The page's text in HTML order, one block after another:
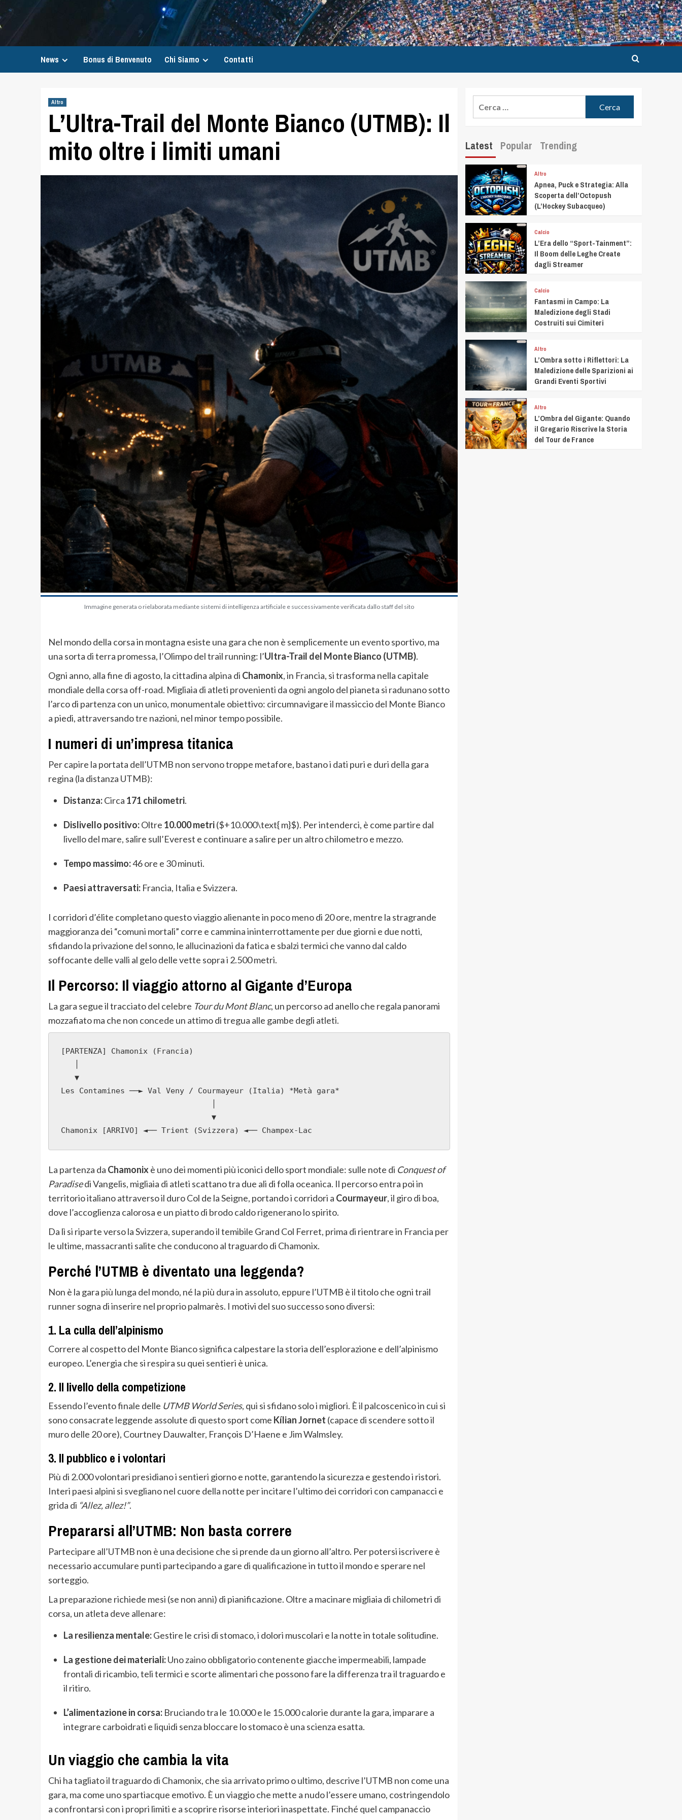
News Bonus di Benvenuto Chi Siamo Contatti
Altro
L’Ultra-Trail del Monte Bianco (UTMB): Il
mito oltre i limiti umani
Immagine generata o rielaborata mediante sistemi di intelligenza artificiale e successivamente verificata dallo staff del sito
Nel mondo della corsa in montagna esiste una gara che non è semplicemente un evento sportivo, ma
una sorta di terra promessa, l’Olimpo del trail running: l’Ultra-Trail del Monte Bianco (UTMB).
Ogni anno, alla fine di agosto, la cittadina alpina di Chamonix, in Francia, si trasforma nella capitale
mondiale della corsa off-road. Migliaia di atleti provenienti da ogni angolo del pianeta si radunano sotto
l’arco di partenza con un unico, monumentale obiettivo: circumnavigare il massiccio del Monte Bianco
a piedi, attraversando tre nazioni, nel minor tempo possibile.
I numeri di un’impresa titanica
Per capire la portata dell’UTMB non servono troppe metafore, bastano i dati puri e duri della gara
regina (la distanza UTMB):
Distanza:Circa 171 chilometri.
Dislivello positivo:Oltre 10.000 metri($+10.000\text{ m}$). Per intenderci, è come partire dal
livello del mare, salire sull’Everest e continuare a salire per un altro chilometro e mezzo.
Tempo massimo:46 ore e 30 minuti.
Paesi attraversati:Francia, Italia e Svizzera.
I corridori d’élite completano questo viaggio alienante in poco meno di 20 ore, mentre la stragrande
maggioranza dei “comuni mortali” corre e cammina ininterrottamente per due giorni e due notti,
sfidando la privazione del sonno, le allucinazioni da fatica e sbalzi termici che vanno dal caldo
soffocante delle valli al gelo delle vette sopra i 2.500 metri.
Il Percorso: Il viaggio attorno al Gigante d’Europa
La gara segue il tracciato del celebre Tour du Mont Blanc, un percorso ad anello che regala panorami
mozzafiato ma che non concede un attimo di tregua alle gambe degli atleti.
[PARTENZA] Chamonix (Francia)
Les Contamines ──► Val Veny / Courmayeur (Italia) *Metà gara*
La partenza da Chamonix è uno dei momenti più iconici dello sport mondiale: sulle note di Conquest of
Paradisedi Vangelis, migliaia di atleti scattano tra due ali di folla oceanica. Il percorso entra poi in
territorio italiano attraverso il duro Col de la Seigne, portando i corridori a Courmayeur, il giro di boa,
dove l’accoglienza calorosa e un piatto di brodo caldo rigenerano lo spirito.
Da lì si riparte verso la Svizzera, superando il temibile Grand Col Ferret, prima di rientrare in Francia per
le ultime, massacranti salite che conducono al traguardo di Chamonix.
Perché l’UTMB è diventato una leggenda?
Non è la gara più lunga del mondo, né la più dura in assoluto, eppure l’UTMB è il titolo che ogni trail
runner sogna di inserire nel proprio palmarès. I motivi del suo successo sono diversi:
1. La culla dell’alpinismo
Correre al cospetto del Monte Bianco significa calpestare la storia dell’esplorazione e dell’alpinismo
europeo. L’energia che si respira su quei sentieri è unica.
2. Il livello della competizione
Essendo l’evento finale delle UTMB World Series, qui si sfidano solo i migliori. È il palcoscenico in cui si
sono consacrate leggende assolute di questo sport come Kílian Jornet (capace di scendere sotto il
muro delle 20 ore), Courtney Dauwalter, François D’Haene e Jim Walmsley.
3. Il pubblico e i volontari
Più di 2.000 volontari presidiano i sentieri giorno e notte, garantendo la sicurezza e gestendo i ristori.
Interi paesi alpini si svegliano nel cuore della notte per incitare l’ultimo dei corridori con campanacci e
grida di “Allez, allez!”.
Prepararsi all’UTMB: Non basta correre
Partecipare all’UTMB non è una decisione che si prende da un giorno all’altro. Per potersi iscrivere è
necessario accumulare punti partecipando a gare di qualificazione in tutto il mondo e sperare nel
sorteggio.
La preparazione richiede mesi (se non anni) di pianificazione. Oltre a macinare migliaia di chilometri di
corsa, un atleta deve allenare:
La resilienza mentale:Gestire le crisi di stomaco, i dolori muscolari e la notte in totale solitudine.
La gestione dei materiali:Uno zaino obbligatorio contenente giacche impermeabili, lampade
frontali di ricambio, teli termici e scorte alimentari che possono fare la differenza tra il traguardo e
il ritiro.
L’alimentazione in corsa:Bruciando tra le 10.000 e le 15.000 calorie durante la gara, imparare a
integrare carboidrati e liquidi senza bloccare lo stomaco è una scienza esatta.
Un viaggio che cambia la vita
Chi ha tagliato il traguardo di Chamonix, che sia arrivato primo o ultimo, descrive l’UTMB non come una
gara, ma come uno spartiacque emotivo. È un viaggio che mette a nudo l’essere umano, costringendolo
a confrontarsi con i propri limiti e a scoprire risorse interiori inaspettate. Finché quel campanaccio
Latest Popular Trending
Altro
Apnea, Puck e Strategia: Alla
Scoperta dell’Octopush
(L’Hockey Subacqueo)
Calcio
L’Era dello “Sport-Tainment”:
Il Boom delle Leghe Create
dagli Streamer
Calcio
Fantasmi in Campo: La
Maledizione degli Stadi
Costruiti sui Cimiteri
Altro
L’Ombra sotto i Riflettori: La
Maledizione delle Sparizioni ai
Grandi Eventi Sportivi
Altro
L’Ombra del Gigante: Quando
il Gregario Riscrive la Storia
del Tour de France